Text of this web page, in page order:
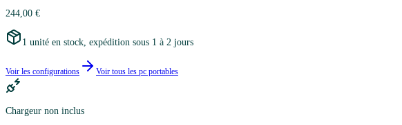
244,00 €
1 unité en stock, expédition sous 1 à 2 jours
Voir les configurations Voir tous les pc portables
Chargeur non inclus